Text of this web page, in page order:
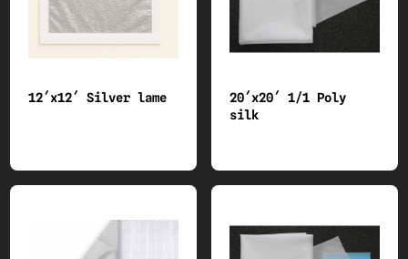
12´x12´ Silver lame
20´x20´ 1/1 Poly
silk